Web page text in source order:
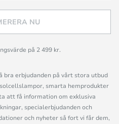
NU
på 2 499 kr.
bra erbjudanden på vårt stora utbud
smarta hemprodukter
att få information om exklusiva
specialerbjudanden och
och nyheter så fort vi får dem,